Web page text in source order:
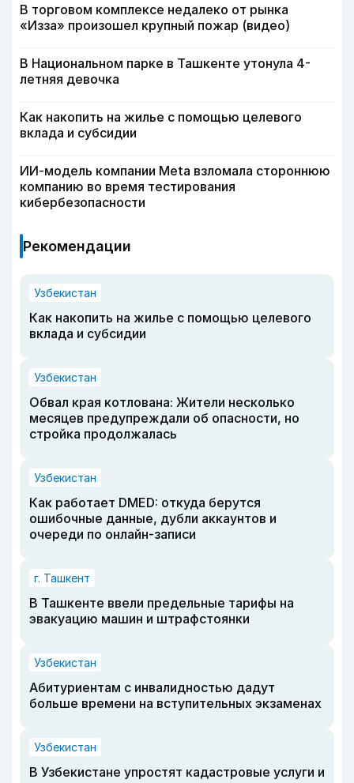
В торговом комплексе недалеко от рынка
«Изза» произошел крупный пожар (видео)
В Национальном парке в Ташкенте утонула 4-
летняя девочка
Как накопить на жилье с помощью целевого
вклада и субсидии
ИИ-модель компании Meta взломала стороннюю
компанию во время тестирования
кибербезопасности
Рекомендации
Узбекистан
Как накопить на жилье с помощью целевого
вклада и субсидии
Узбекистан
Обвал края котлована: Жители несколько
месяцев предупреждали об опасности, но
стройка продолжалась
Узбекистан
Как работает DMED: откуда берутся
ошибочные данные, дубли аккаунтов и
очереди по онлайн-записи
г. Ташкент
В Ташкенте ввели предельные тарифы на
эвакуацию машин и штрафстоянки
Узбекистан
Абитуриентам с инвалидностью дадут
больше времени на вступительных экзаменах
Узбекистан
В Узбекистане упростят кадастровые услуги и